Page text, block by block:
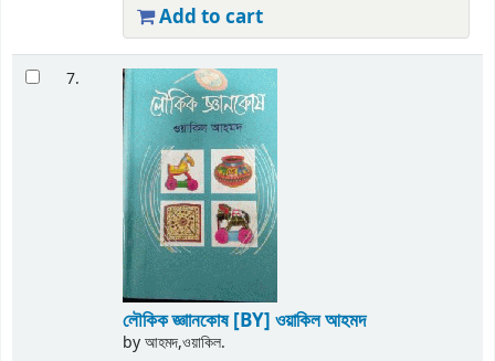
Add to cart
7.
লৌকিক জ্ঞাানকোষ[BY] ওয়াকিল আহমদ
byআহমদ,ওয়াকিল.